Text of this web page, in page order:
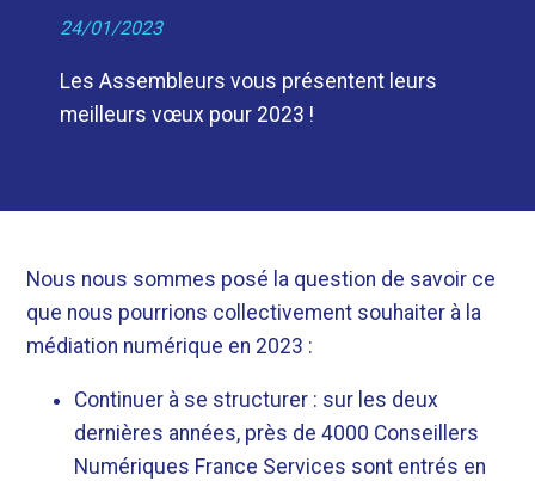
24/01/2023
Les Assembleurs vous présentent leurs
meilleurs vœux pour 2023 !
Nous nous sommes posé la question de savoir ce
que nous pourrions collectivement souhaiter à la
médiation numérique en 2023 :
Continuer à se structurer : sur les deux
dernières années, près de 4000 Conseillers
Numériques France Services sont entrés en